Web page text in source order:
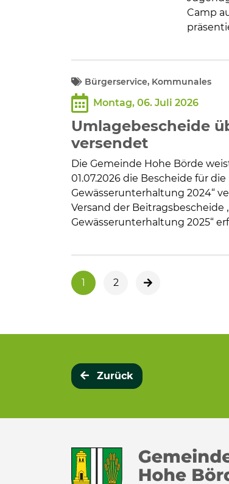
Camp
Bürgerservice, Kommunales
Montag, 06. Juli 2026
Umlagebescheide
versendet
Die Gemeinde Hohe Börde
01.07.2026 die Bescheide für
Gewässerunterhaltung 2024“
Versand der
Gewässerunterhaltung 2025“
1 2 nächste Seite
Zurück